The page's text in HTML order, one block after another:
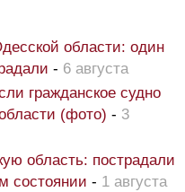
области: один
- 6 августа
гражданское судно
(фото) - 3
область: пострадали
состоянии - 1 августа